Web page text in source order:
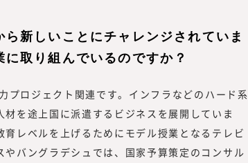
新しいことにチャレンジされていま
取り組んでいるのですか？
プロジェクト関連です。インフラなどのハード系
を途上国に派遣するビジネスを展開していま
レベルを上げるためにモデル授業となるテレビ
バングラデシュでは、国家予算策定のコンサル